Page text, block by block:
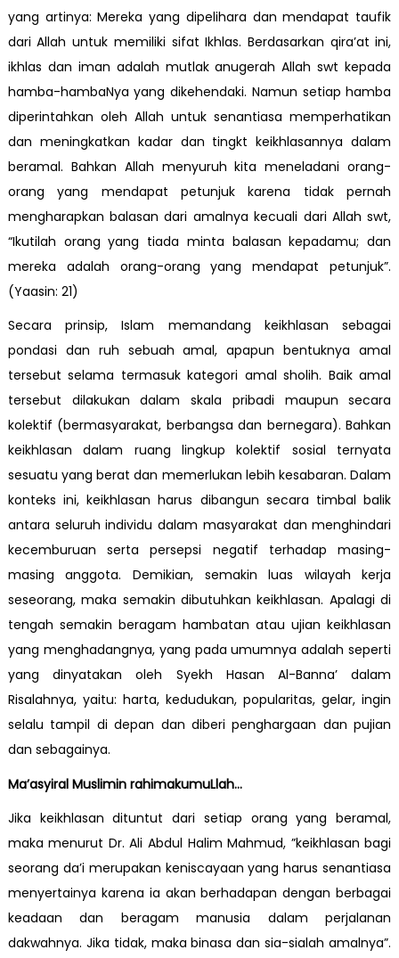
yang artinya: Mereka yang dipelihara dan mendapat taufik
dari Allah untuk memiliki sifat Ikhlas. Berdasarkan qira’at ini,
ikhlas dan iman adalah mutlak anugerah Allah swt kepada
hamba-hambaNya yang dikehendaki. Namun setiap hamba
diperintahkan oleh Allah untuk senantiasa memperhatikan
dan meningkatkan kadar dan tingkt keikhlasannya dalam
beramal. Bahkan Allah menyuruh kita meneladani orang-
orang yang mendapat petunjuk karena tidak pernah
mengharapkan balasan dari amalnya kecuali dari Allah swt,
“Ikutilah orang yang tiada minta balasan kepadamu; dan
mereka adalah orang-orang yang mendapat petunjuk”.
(Yaasin: 21)
Secara prinsip, Islam memandang keikhlasan sebagai
pondasi dan ruh sebuah amal, apapun bentuknya amal
tersebut selama termasuk kategori amal sholih. Baik amal
tersebut dilakukan dalam skala pribadi maupun secara
kolektif (bermasyarakat, berbangsa dan bernegara). Bahkan
keikhlasan dalam ruang lingkup kolektif sosial ternyata
sesuatu yang berat dan memerlukan lebih kesabaran. Dalam
konteks ini, keikhlasan harus dibangun secara timbal balik
antara seluruh individu dalam masyarakat dan menghindari
kecemburuan serta persepsi negatif terhadap masing-
masing anggota. Demikian, semakin luas wilayah kerja
seseorang, maka semakin dibutuhkan keikhlasan. Apalagi di
tengah semakin beragam hambatan atau ujian keikhlasan
yang menghadangnya, yang pada umumnya adalah seperti
yang dinyatakan oleh Syekh Hasan Al-Banna’ dalam
Risalahnya, yaitu: harta, kedudukan, popularitas, gelar, ingin
selalu tampil di depan dan diberi penghargaan dan pujian
dan sebagainya.
Ma’asyiral Muslimin rahimakumuLlah…
Jika keikhlasan dituntut dari setiap orang yang beramal,
maka menurut Dr. Ali Abdul Halim Mahmud, ”keikhlasan bagi
seorang da’i merupakan keniscayaan yang harus senantiasa
menyertainya karena ia akan berhadapan dengan berbagai
keadaan dan beragam manusia dalam perjalanan
dakwahnya. Jika tidak, maka binasa dan sia-sialah amalnya”.